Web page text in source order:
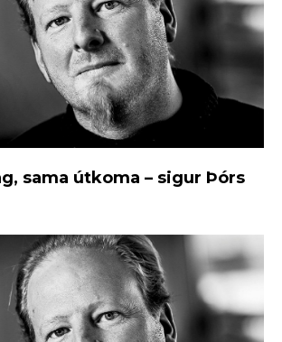
sama útkoma – sigur Þórs